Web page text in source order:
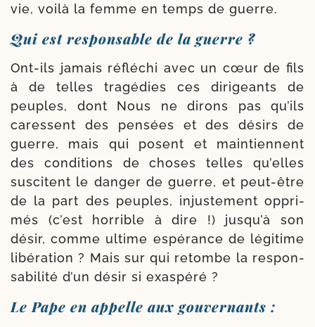
vie, voi­là la femme en temps de guerre.
Qui est responsable de la guerre ?
Ont-​ils jamais réflé­chi avec un cœur de fils
à de telles tra­gé­dies ces diri­geants de
peuples, dont Nous ne dirons pas qu’ils
caressent des pen­sées et des dési­rs de
guerre, mais qui posent et main­tiennent
des condi­tions de choses telles qu’elles
sus­citent le dan­ger de guerre, et peut-​être
de la part des peuples, injus­te­ment oppri­
més (c’est hor­rible à dire !) jus­qu’à son
désir, comme ultime espé­rance de légi­time
libé­ra­tion ? Mais sur qui retombe la res­pon­
sa­bi­li­té d’un désir si exaspéré ?
Le Pape en appelle aux gouvernants :